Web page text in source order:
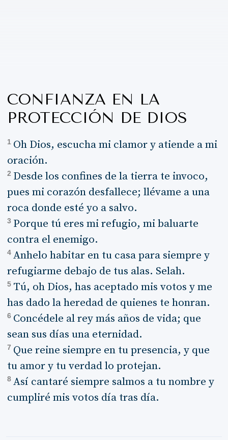
CONFIANZA EN LA
PROTECCIÓN DE DIOS
1 Oh Dios, escucha mi clamor y atiende a mi
oración.
2 Desde los confines de la tierra te invoco,
pues mi corazón desfallece; llévame a una
roca donde esté yo a salvo.
3 Porque tú eres mi refugio, mi baluarte
contra el enemigo.
4 Anhelo habitar en tu casa para siempre y
refugiarme debajo de tus alas. Selah.
5 Tú, oh Dios, has aceptado mis votos y me
has dado la heredad de quienes te honran.
6 Concédele al rey más años de vida; que
sean sus días una eternidad.
7 Que reine siempre en tu presencia, y que
tu amor y tu verdad lo protejan.
8 Así cantaré siempre salmos a tu nombre y
cumpliré mis votos día tras día.